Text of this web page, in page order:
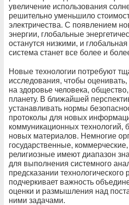
увеличение использования
решительно уменьшило
электричества. С появлением
энергии, глобальные
останутся низкими, и глобальная
система станет все более и
Новые технологии потребуют
исследования, чтобы оценивать,
на здоровье человека, общество,
планету. В ближайшей
устанавливать нормы
протоколы для новых
коммуникационных технологий,
новых материалов. Немногие
государственные,
религиозные имеют диапазон
для выполнения системного
предсказании технологического
подчеркивает важность
оценки и размышления над
ними задачами.